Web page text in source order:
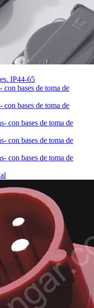
IP44-65
con bases de toma de
con bases de toma de
con bases de toma de
con bases de toma de
con bases de toma de